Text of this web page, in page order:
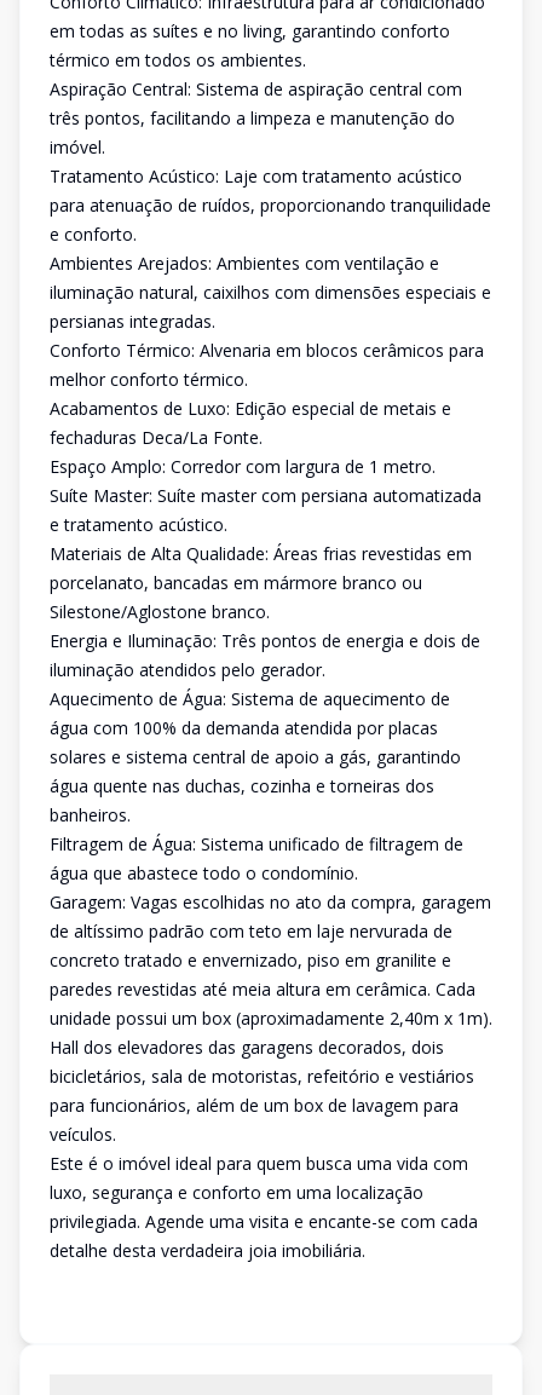
em todas as suítes e no living, garantindo conforto
térmico em todos os ambientes.
Aspiração Central: Sistema de aspiração central com
três pontos, facilitando a limpeza e manutenção do
imóvel.
Tratamento Acústico: Laje com tratamento acústico
para atenuação de ruídos, proporcionando tranquilidade
e conforto.
Ambientes Arejados: Ambientes com ventilação e
iluminação natural, caixilhos com dimensões especiais e
persianas integradas.
Conforto Térmico: Alvenaria em blocos cerâmicos para
melhor conforto térmico.
Acabamentos de Luxo: Edição especial de metais e
fechaduras Deca/La Fonte.
Espaço Amplo: Corredor com largura de 1 metro.
Suíte Master: Suíte master com persiana automatizada
e tratamento acústico.
Materiais de Alta Qualidade: Áreas frias revestidas em
porcelanato, bancadas em mármore branco ou
Silestone/Aglostone branco.
Energia e Iluminação: Três pontos de energia e dois de
iluminação atendidos pelo gerador.
Aquecimento de Água: Sistema de aquecimento de
água com 100% da demanda atendida por placas
solares e sistema central de apoio a gás, garantindo
água quente nas duchas, cozinha e torneiras dos
banheiros.
Filtragem de Água: Sistema unificado de filtragem de
água que abastece todo o condomínio.
Garagem: Vagas escolhidas no ato da compra, garagem
de altíssimo padrão com teto em laje nervurada de
concreto tratado e envernizado, piso em granilite e
paredes revestidas até meia altura em cerâmica. Cada
unidade possui um box (aproximadamente 2,40m x 1m).
Hall dos elevadores das garagens decorados, dois
bicicletários, sala de motoristas, refeitório e vestiários
para funcionários, além de um box de lavagem para
veículos.
Este é o imóvel ideal para quem busca uma vida com
luxo, segurança e conforto em uma localização
privilegiada. Agende uma visita e encante-se com cada
detalhe desta verdadeira joia imobiliária.